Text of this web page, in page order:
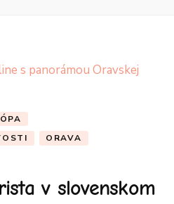
ORAVA
v slovenskom